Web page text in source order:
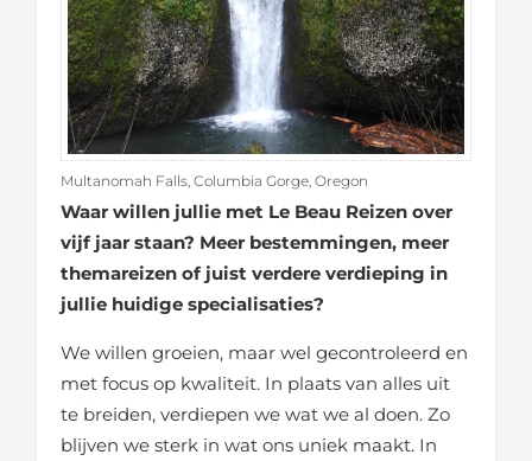
Multanomah Falls, Columbia Gorge, Oregon
Waar willen jullie met Le Beau Reizen over
vijf jaar staan? Meer bestemmingen, meer
themareizen of juist verdere verdieping in
jullie huidige specialisaties?
We willen groeien, maar wel gecontroleerd en
met focus op kwaliteit. In plaats van alles uit
te breiden, verdiepen we wat we al doen. Zo
blijven we sterk in wat ons uniek maakt. In